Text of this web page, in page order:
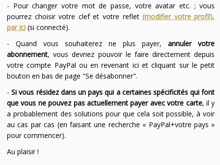
- Pour changer votre mot de passe, votre avatar etc. ; vous
pourrez choisir votre clef et votre reflet(modifier votre profil),
par ici(si connecté).
- Quand vous souhaiterez ne plus payer,annuler votre
abonnement, vous devriez pouvoir le faire directement depuis
votre compte PayPal ou en revenant ici et cliquant sur le petit
bouton en bas de page "Se désabonner".
-Si vous résidez dans un pays qui a certaines spécificités qui font
que vous ne pouvez pas actuellement payer avec votre carte, il y
a probablement des solutions pour que cela soit possible, à voir
au cas par cas (en faisant une recherche « PayPal+votre pays »
pour commencer).
Au plaisir !